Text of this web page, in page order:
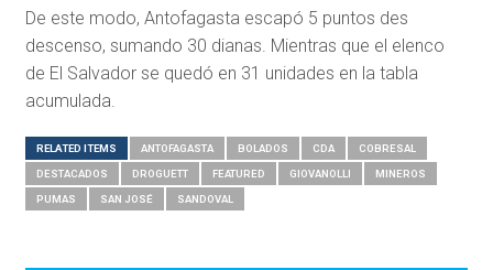
De este modo, Antofagasta escapó 5 puntos des
descenso, sumando 30 dianas. Mientras que el elenco
de El Salvador se quedó en 31 unidades en la tabla
acumulada.
RELATED ITEMS ANTOFAGASTA BOLADOS CDA COBRESAL
DESTACADOS DROGUETT FEATURED GIOVANOLLI MINEROS
PUMAS SAN JOSÉ SANDOVAL